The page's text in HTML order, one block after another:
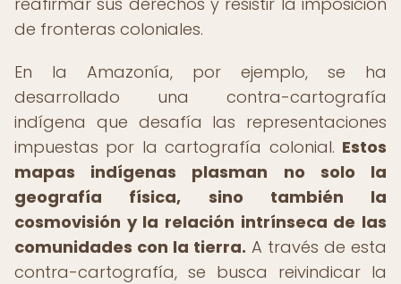
de fronteras coloniales.
En la Amazonía, por ejemplo, se ha
desarrollado una contra-cartografía
indígena que desafía las representaciones
impuestas por la cartografía colonial. Estos
mapas indígenas plasman no solo la
geografía física, sino también la
cosmovisión y la relación intrínseca de las
comunidades con la tierra. A través de esta
contra-cartografía, se busca reivindicar la